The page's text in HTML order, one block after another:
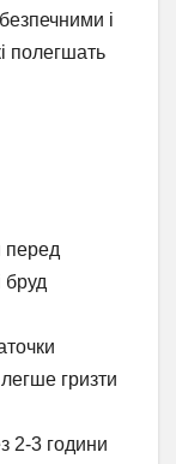
і
полегшать
перед
бруд
гризти
2-3 години